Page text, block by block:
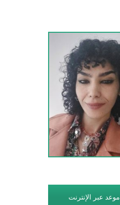
موعد عبر الإنترنت